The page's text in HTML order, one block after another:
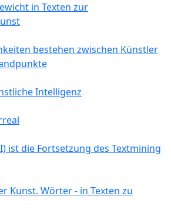
in Texten zur
bestehen zwischen Künstler
Intelligenz
ist die Fortsetzung des Textmining
Kunst. Wörter - in Texten zu